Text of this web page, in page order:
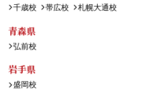
千歳校
帯広校 札幌大通校
青森県
弘前校
岩手県
盛岡校